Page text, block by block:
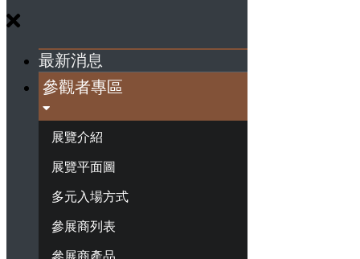
最新消息
參觀者專區
展覽介紹
展覽平面圖
多元入場方式
參展商列表